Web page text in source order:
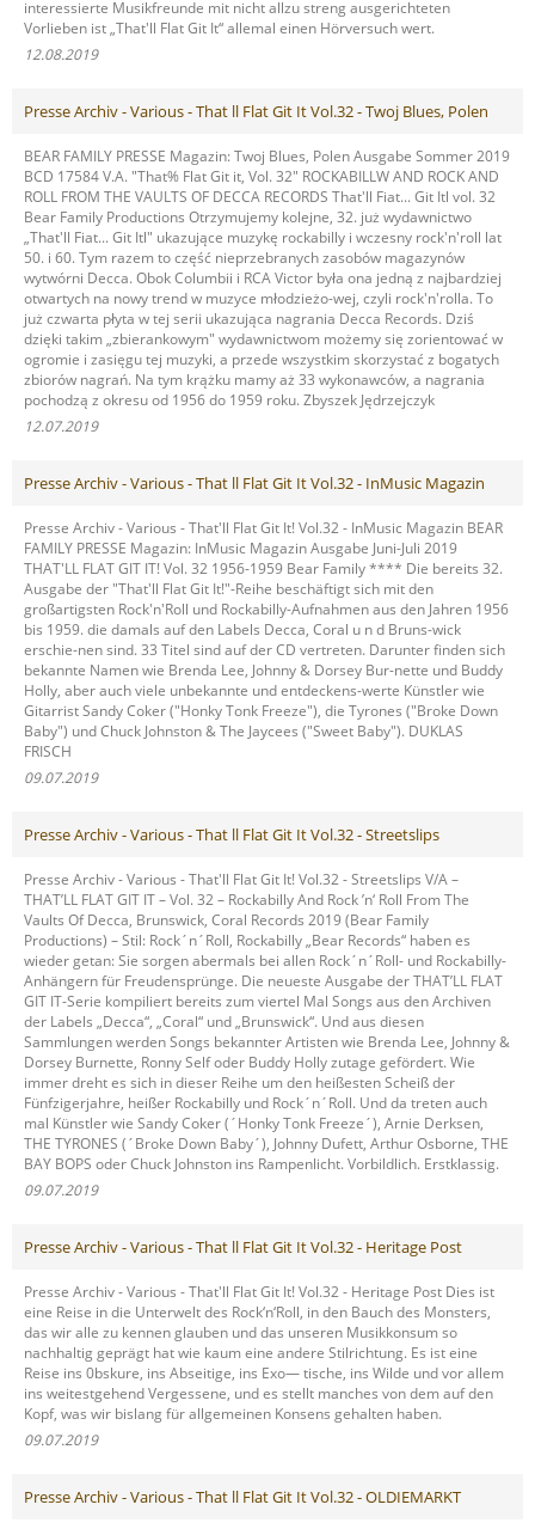
interessierte Musikfreunde mit nicht allzu streng ausgerichteten
Vorlieben ist „That'll Flat Git It“ allemal einen Hörversuch wert.
12.08.2019
Presse Archiv - Various - That ll Flat Git It Vol.32 - Twoj Blues, Polen
BEAR FAMILY PRESSE Magazin: Twoj Blues, Polen Ausgabe Sommer 2019
BCD 17584 V.A. "That% Flat Git it, Vol. 32" ROCKABILLW AND ROCK AND
ROLL FROM THE VAULTS OF DECCA RECORDS That'll Fiat... Git Itl vol. 32
Bear Family Productions Otrzymujemy kolejne, 32. już wydawnictwo
„That'll Fiat... Git Itl" ukazujące muzykę rockabilly i wczesny rock'n'roll lat
50. i 60. Tym razem to część nieprzebranych zasobów magazynów
wytwórni Decca. Obok Columbii i RCA Victor była ona jedną z najbardziej
otwartych na nowy trend w muzyce młodzieżo-wej, czyli rock'n'rolla. To
już czwarta płyta w tej serii ukazująca nagrania Decca Records. Dziś
dzięki takim „zbierankowym" wydawnictwom możemy się zorientować w
ogromie i zasięgu tej muzyki, a przede wszystkim skorzystać z bogatych
zbiorów nagrań. Na tym krążku mamy aż 33 wykonawców, a nagrania
pochodzą z okresu od 1956 do 1959 roku. Zbyszek Jędrzejczyk
12.07.2019
Presse Archiv - Various - That ll Flat Git It Vol.32 - InMusic Magazin
Presse Archiv - Various - That'll Flat Git It! Vol.32 - InMusic Magazin BEAR
FAMILY PRESSE Magazin: InMusic Magazin Ausgabe Juni-Juli 2019
THAT'LL FLAT GIT IT! Vol. 32 1956-1959 Bear Family **** Die bereits 32.
Ausgabe der "That'll Flat Git It!"-Reihe beschäftigt sich mit den
großartigsten Rock'n'Roll und Rockabilly-Aufnahmen aus den Jahren 1956
bis 1959. die damals auf den Labels Decca, Coral u n d Bruns-wick
erschie-nen sind. 33 Titel sind auf der CD vertreten. Darunter finden sich
bekannte Namen wie Brenda Lee, Johnny & Dorsey Bur-nette und Buddy
Holly, aber auch viele unbekannte und entdeckens-werte Künstler wie
Gitarrist Sandy Coker ("Honky Tonk Freeze"), die Tyrones ("Broke Down
Baby") und Chuck Johnston & The Jaycees ("Sweet Baby"). DUKLAS
FRISCH
09.07.2019
Presse Archiv - Various - That ll Flat Git It Vol.32 - Streetslips
Presse Archiv - Various - That'll Flat Git It! Vol.32 - Streetslips V/A –
THAT’LL FLAT GIT IT – Vol. 32 – Rockabilly And Rock ’n‘ Roll From The
Vaults Of Decca, Brunswick, Coral Records 2019 (Bear Family
Productions) – Stil: Rock´n´Roll, Rockabilly „Bear Records“ haben es
wieder getan: Sie sorgen abermals bei allen Rock´n´Roll- und Rockabilly-
Anhängern für Freudensprünge. Die neueste Ausgabe der THAT’LL FLAT
GIT IT-Serie kompiliert bereits zum viertel Mal Songs aus den Archiven
der Labels „Decca“, „Coral“ und „Brunswick“. Und aus diesen
Sammlungen werden Songs bekannter Artisten wie Brenda Lee, Johnny &
Dorsey Burnette, Ronny Self oder Buddy Holly zutage gefördert. Wie
immer dreht es sich in dieser Reihe um den heißesten Scheiß der
Fünfzigerjahre, heißer Rockabilly und Rock´n´Roll. Und da treten auch
mal Künstler wie Sandy Coker (´Honky Tonk Freeze´), Arnie Derksen,
THE TYRONES (´Broke Down Baby´), Johnny Dufett, Arthur Osborne, THE
BAY BOPS oder Chuck Johnston ins Rampenlicht. Vorbildlich. Erstklassig.
09.07.2019
Presse Archiv - Various - That ll Flat Git It Vol.32 - Heritage Post
Presse Archiv - Various - That'll Flat Git It! Vol.32 - Heritage Post Dies ist
eine Reise in die Unterwelt des Rock‘n‘Roll, in den Bauch des Monsters,
das wir alle zu kennen glauben und das unseren Musikkonsum so
nachhaltig geprägt hat wie kaum eine andere Stilrichtung. Es ist eine
Reise ins 0bskure, ins Abseitige, ins Exo— tische, ins Wilde und vor allem
ins weitestgehend Vergessene, und es stellt manches von dem auf den
Kopf, was wir bislang für allgemeinen Konsens gehalten haben.
09.07.2019
Presse Archiv - Various - That ll Flat Git It Vol.32 - OLDIEMARKT